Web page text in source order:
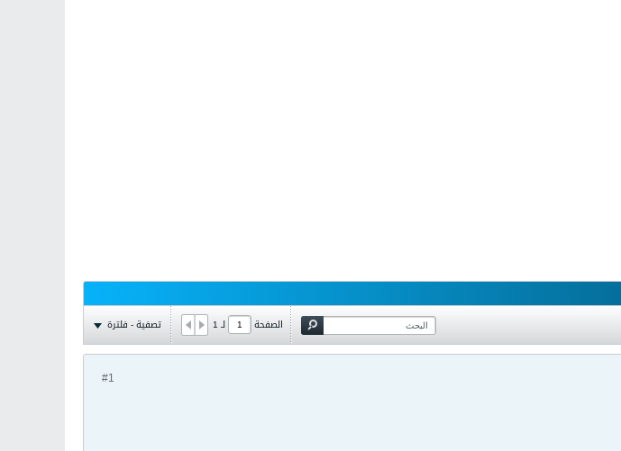
الصفحة لـ1 تصفية - فلترة
#1